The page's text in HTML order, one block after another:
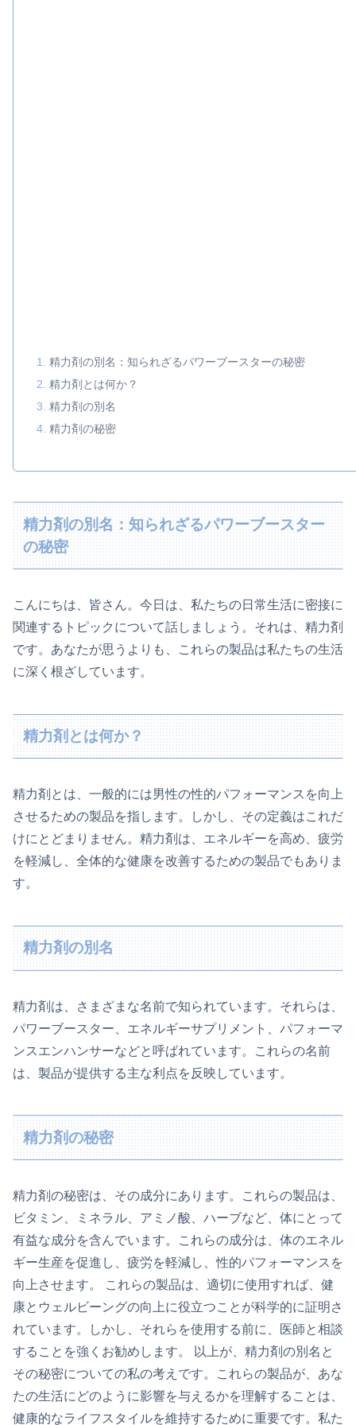
精力剤の別名：知られざるパワーブースターの秘密
精力剤とは何か？
精力剤の別名
精力剤の秘密
精力剤の別名：知られざるパワーブースター
の秘密
こんにちは、皆さん。今日は、私たちの日常生活に密接に
関連するトピックについて話しましょう。それは、精力剤
です。あなたが思うよりも、これらの製品は私たちの生活
に深く根ざしています。
精力剤とは何か？
精力剤とは、一般的には男性の性的パフォーマンスを向上
させるための製品を指します。しかし、その定義はこれだ
けにとどまりません。精力剤は、エネルギーを高め、疲労
を軽減し、全体的な健康を改善するための製品でもありま
す。
精力剤の別名
精力剤は、さまざまな名前で知られています。それらは、
パワーブースター、エネルギーサプリメント、パフォーマ
ンスエンハンサーなどと呼ばれています。これらの名前
は、製品が提供する主な利点を反映しています。
精力剤の秘密
精力剤の秘密は、その成分にあります。これらの製品は、
ビタミン、ミネラル、アミノ酸、ハーブなど、体にとって
有益な成分を含んでいます。これらの成分は、体のエネル
ギー生産を促進し、疲労を軽減し、性的パフォーマンスを
向上させます。 これらの製品は、適切に使用すれば、健
康とウェルビーングの向上に役立つことが科学的に証明さ
れています。しかし、それらを使用する前に、医師と相談
することを強くお勧めします。 以上が、精力剤の別名と
その秘密についての私の考えです。これらの製品が、あな
たの生活にどのように影響を与えるかを理解することは、
健康的なライフスタイルを維持するために重要です。私た